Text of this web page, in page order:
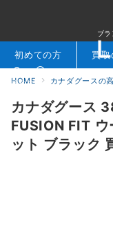
ブ
検索 お問合せ
初めての方 買取
HOME カナダグースの
カナダグース
FUSION FIT
ット ブラック